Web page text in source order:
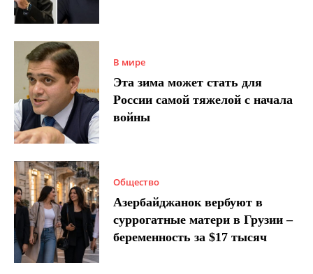
В мире
Эта зима может стать для
России самой тяжелой с начала
войны
Общество
Азербайджанок вербуют в
суррогатные матери в Грузии –
беременность за $17 тысяч